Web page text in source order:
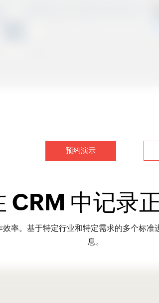
预约演示
CRM 中记录
率。基于特定行业和特定需求的多个标
息。